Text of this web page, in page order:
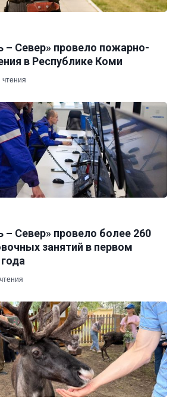
– Север» провело пожарно-
в Республике Коми
чтения
– Север» провело более 260
занятий в первом